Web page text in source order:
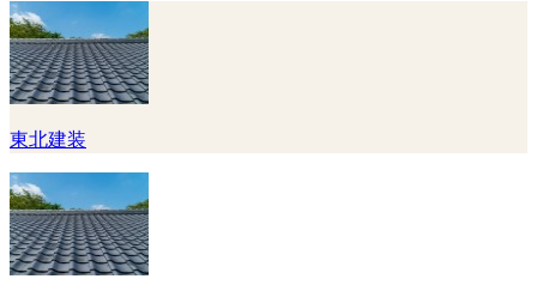
東北建装